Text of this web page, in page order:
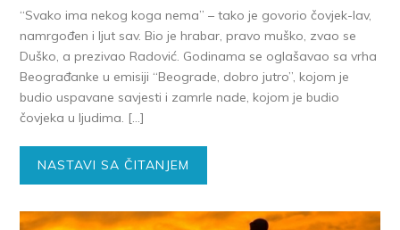
“Svako ima nekog koga nema” – tako je govorio čovjek-lav,
namrgođen i ljut sav. Bio je hrabar, pravo muško, zvao se
Duško, a prezivao Radović. Godinama se oglašavao sa vrha
Beograđanke u emisiji “Beograde, dobro jutro”, kojom je
budio uspavane savjesti i zamrle nade, kojom je budio
čovjeka u ljudima. […]
NASTAVI SA ČITANJEM